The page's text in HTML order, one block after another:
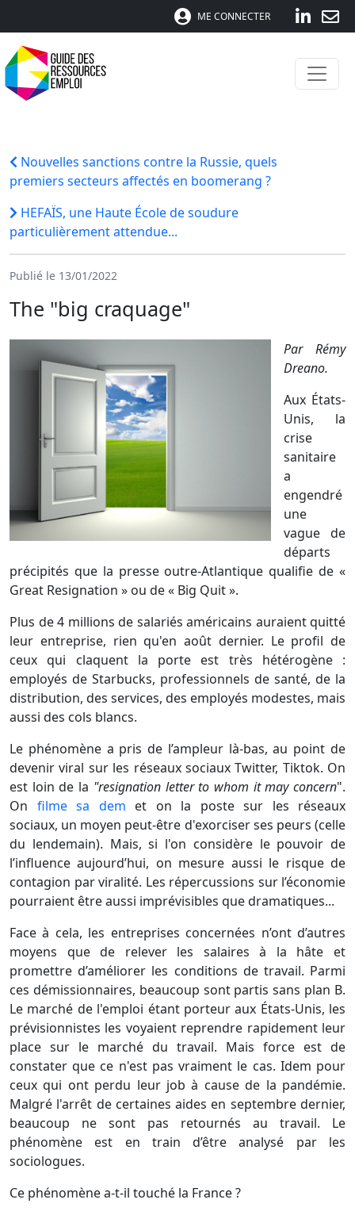
ME CONNECTER
Nouvelles sanctions contre la Russie, quels
premiers secteurs affectés en boomerang ?
HEFAÏS, une Haute École de soudure
particulièrement attendue...
Publié le 13/01/2022
The "big craquage"
Par Rémy
Dreano.
Aux États-
Unis, la
crise
sanitaire
a
engendré
une
vague de
départs
précipités que la presse outre-Atlantique qualifie de «
Great Resignation » ou de « Big Quit ».
Plus de 4 millions de salariés américains auraient quitté
leur entreprise, rien qu'en août dernier. Le profil de
ceux qui claquent la porte est très hétérogène :
employés de Starbucks, professionnels de santé, de la
distribution, des services, des employés modestes, mais
aussi des cols blancs.
Le phénomène a pris de l’ampleur là-bas, au point de
devenir viral sur les réseaux sociaux Twitter, Tiktok. On
est loin de la "resignation letter to whom it may concern".
On filme sa dem et on la poste sur les réseaux
sociaux, un moyen peut-être d'exorciser ses peurs (celle
du lendemain). Mais, si l'on considère lepouvoir de
l’influence aujourd’hui, on mesure aussi le risque de
contagion par viralité. Les répercussions sur l’économie
pourraient être aussi imprévisibles que dramatiques...
Face à cela, les entreprises concernées n’ont d’autres
moyens que de relever les salaires à la hâte et
promettre d’améliorer les conditions de travail. Parmi
ces démissionnaires, beaucoup sont partis sans plan B.
Le marché de l'emploi étant porteur aux États-Unis, les
prévisionnistes les voyaient reprendre rapidement leur
place sur le marché du travail. Mais force est de
constater que ce n'est pas vraiment le cas. Idem pour
ceux qui ont perdu leur job à cause de la pandémie.
Malgré l'arrêt de certaines aides en septembre dernier,
beaucoup ne sont pas retournés au travail. Le
phénomène est en train d’être analysé par les
sociologues.
Ce phénomène a-t-il touché la France ?